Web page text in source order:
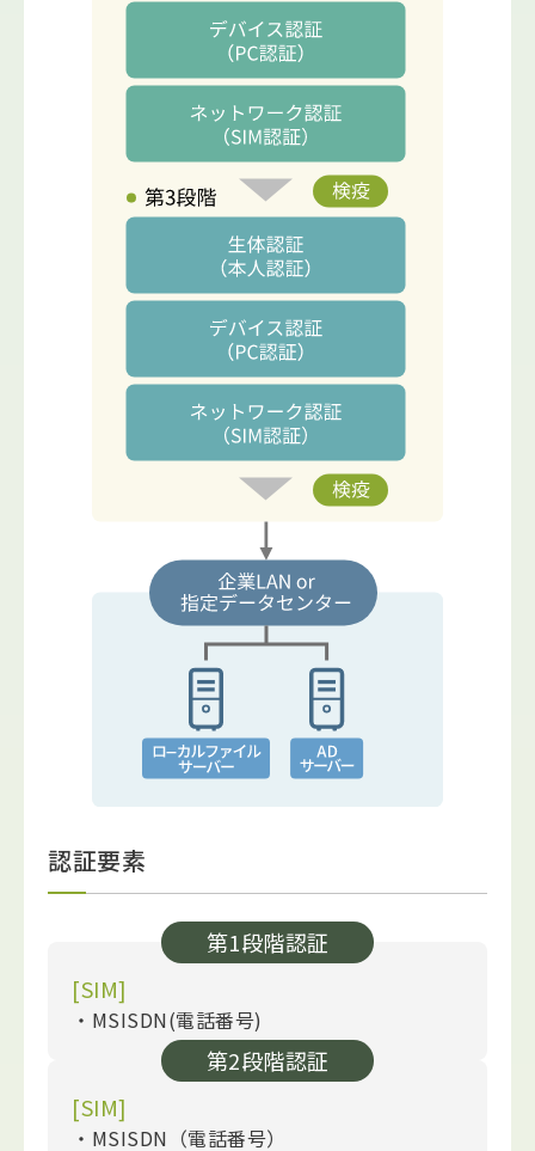
認証要素
第1段階認証
[SIM]
・MSISDN(電話番号)
第2段階認証
[SIM]
・MSISDN（電話番号）